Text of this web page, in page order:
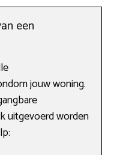
een
jouw woning.
uitgevoerd worden